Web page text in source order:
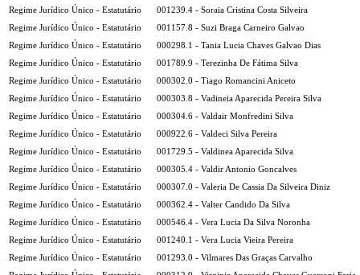
Regime Jurídico Único - Estatutário
001239.4 - Soraia Cristina Costa Silveira
Regime Jurídico Único - Estatutário
001157.8 - Suzi Braga Carneiro Galvao
Regime Jurídico Único - Estatutário
000298.1 - Tania Lucia Chaves Galvao Dias
Regime Jurídico Único - Estatutário
001789.9 - Terezinha De Fátima Silva
Regime Jurídico Único - Estatutário
000302.0 - Tiago Romancini Aniceto
Regime Jurídico Único - Estatutário
000303.8 - Vadineia Aparecida Pereira Silva
Regime Jurídico Único - Estatutário
000304.6 - Valdair Monfredini Silva
Regime Jurídico Único - Estatutário
000922.6 - Valdeci Silva Pereira
Regime Jurídico Único - Estatutário
001729.5 - Valdinea Aparecida Silva
Regime Jurídico Único - Estatutário
000305.4 - Valdir Antonio Goncalves
Regime Jurídico Único - Estatutário
000307.0 - Valeria De Cassia Da Silveira Diniz
Regime Jurídico Único - Estatutário
000362.4 - Valter Candido Da Silva
Regime Jurídico Único - Estatutário
000546.4 - Vera Lucia Da Silva Noronha
Regime Jurídico Único - Estatutário
001240.1 - Vera Lucia Vieira Pereira
Regime Jurídico Único - Estatutário
001293.0 - Vilmares Das Graças Carvalho